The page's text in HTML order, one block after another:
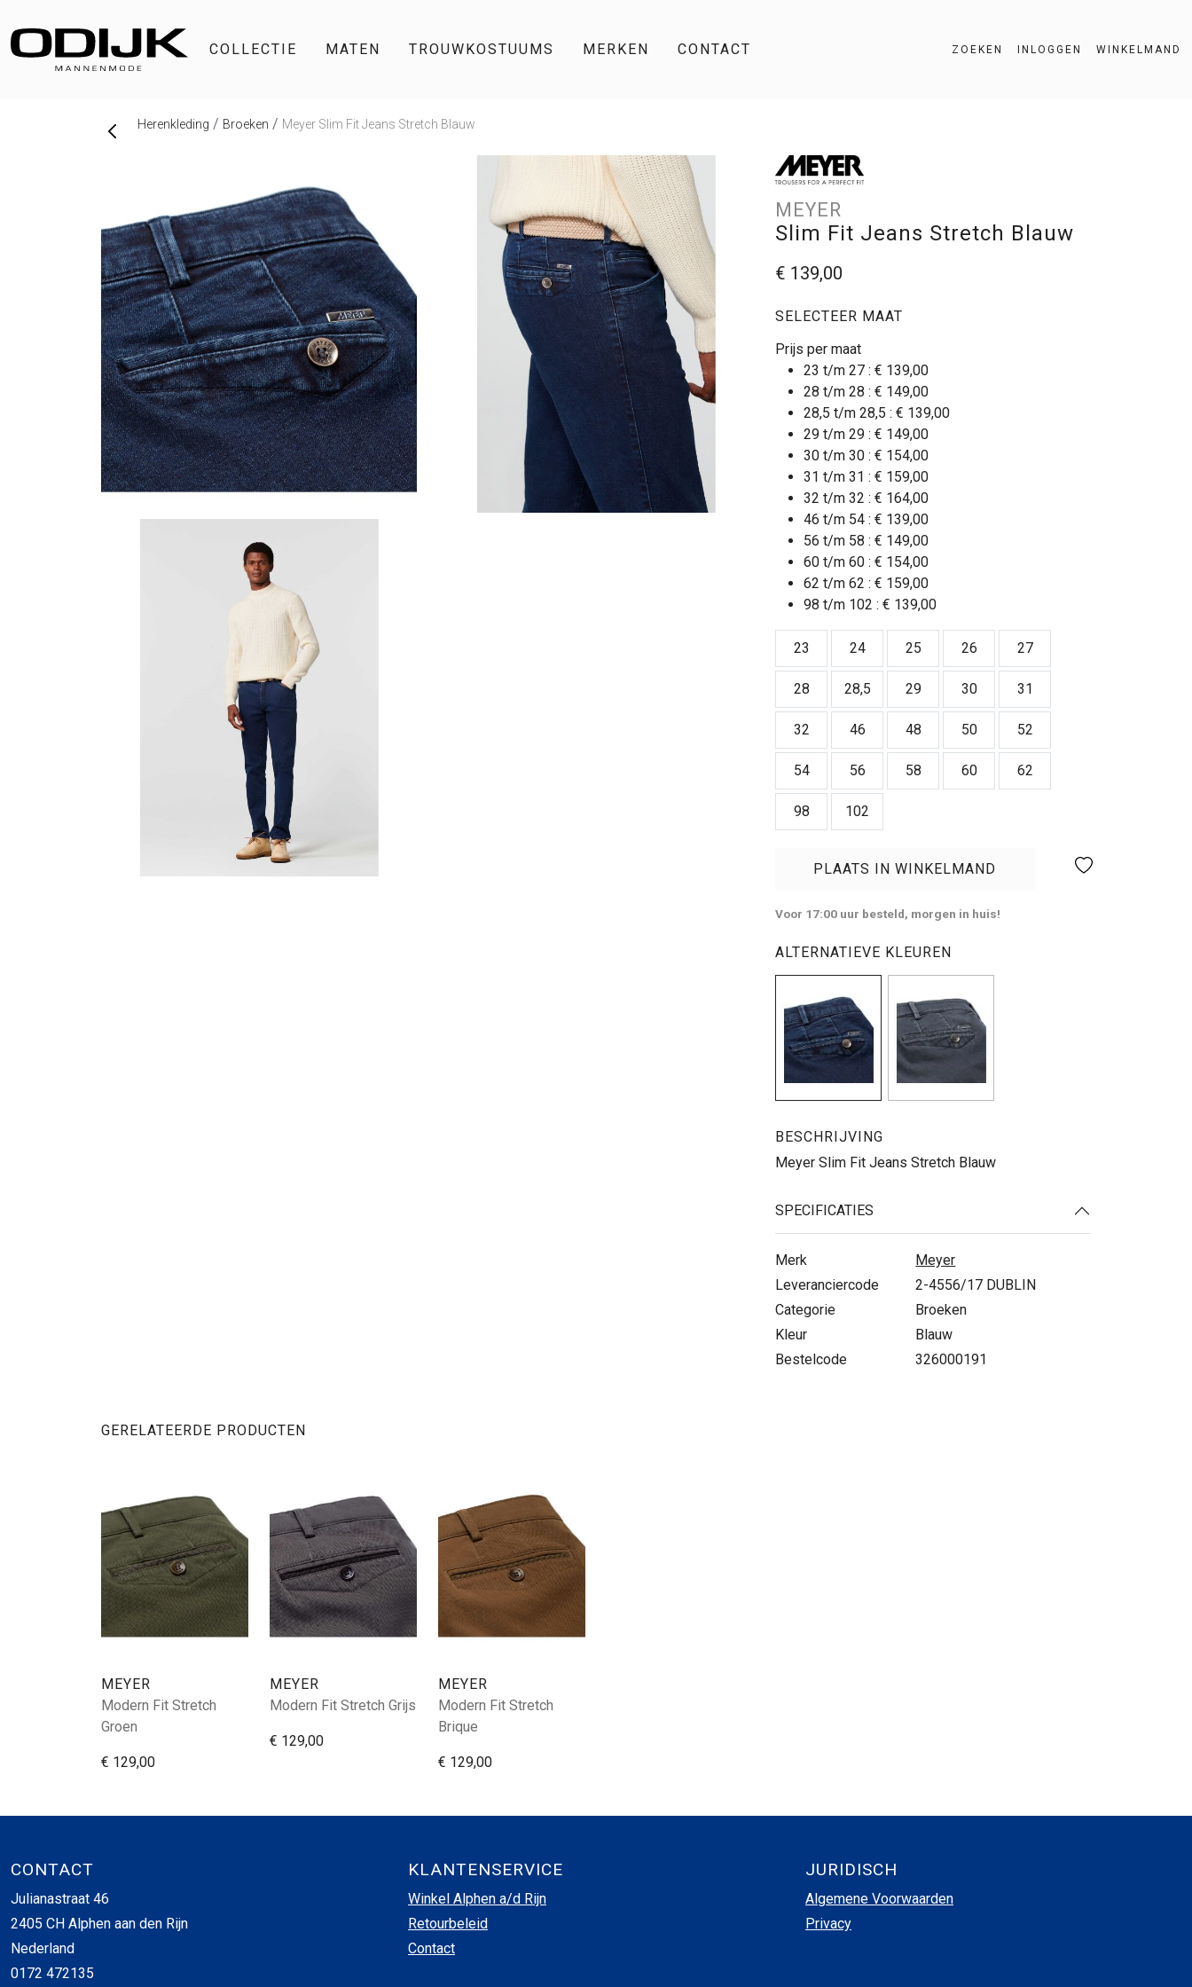
COLLECTIE MATEN TROUWKOSTUUMS MERKEN CONTACT ZOEKEN INLOGGEN WINKELMAND
Herenkleding Broeken Meyer Slim Fit Jeans Stretch Blauw
MEYER
Slim Fit Jeans Stretch Blauw
€ 139,00
SELECTEER MAAT
Prijs per maat
23 t/m 27 : € 139,00
28 t/m 28 : € 149,00
28,5 t/m 28,5 : € 139,00
29 t/m 29 : € 149,00
30 t/m 30 : € 154,00
31 t/m 31 : € 159,00
32 t/m 32 : € 164,00
46 t/m 54 : € 139,00
56 t/m 58 : € 149,00
60 t/m 60 : € 154,00
62 t/m 62 : € 159,00
98 t/m 102 : € 139,00
23 24 25 26 27
28 28,5 29 30 31
32 46 48 50 52
54 56 58 60 62
98 102
PLAATS IN WINKELMAND
Voor 17:00 uur besteld, morgen in huis!
ALTERNATIEVE KLEUREN
BESCHRIJVING
Meyer Slim Fit Jeans Stretch Blauw
SPECIFICATIES
Merk
Meyer
Leveranciercode
2-4556/17 DUBLIN
Categorie
Broeken
Kleur
Blauw
Bestelcode
326000191
GERELATEERDE PRODUCTEN
MEYER
Modern Fit Stretch
Groen
€ 129,00
MEYER
Modern Fit Stretch Grijs
€ 129,00
MEYER
Modern Fit Stretch
Brique
€ 129,00
CONTACT
Julianastraat 46
2405 CH Alphen aan den Rijn
Nederland
0172 472135
KLANTENSERVICE
Winkel Alphen a/d Rijn
Retourbeleid
Contact
JURIDISCH
Algemene Voorwaarden
Privacy